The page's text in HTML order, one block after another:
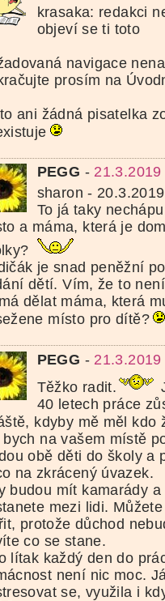
krasaka: redakci
objeví se ti toto
navigace
prosím na
ani žádná pisatelka
PEGG - 21.3.2019
sharon -
To já taky
a máma, která je
je snad peněžní
dětí. Vím, že to
dělat máma, která
místo pro dítě?
PEGG - 21.3.2019
Těžko radit.
40 letech práce
kdyby mě měl kdo
bych na vašem místě
obě děti do školy a
na zkrácený úvazek.
budou mít kamarády
mezi lidi.
protože důchod
co se stane.
lítak každý den do
není nic moc.
se, využila i